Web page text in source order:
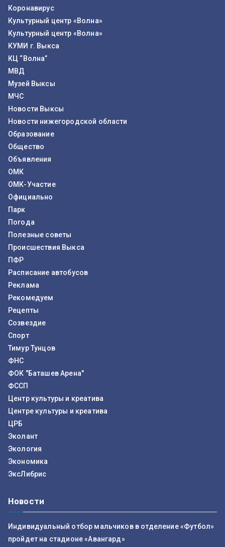
Коронавирус
Культурный центр «Волна»
Культурный центр «Волна»
КУМИ г. Выкса
КЦ “Волна”
МВД
Музей Выксы
МЧС
Новости Выксы
Новости нижегородской области
Образование
Общество
Объявления
ОМК
ОМК-Участие
Официально
Парк
Погода
Полезные советы
Происшествия Выкса
ПФР
Расписание автобусов
Реклама
Рекомедуем
Рецепты
Созвездие
Спорт
Тимур Тунцов
ФНС
ФОК "Баташев Арена"
ФССП
Центр культуры и креатива
Центре культуры и креатива
ЦРБ
Эколант
Экология
Экономика
ЭксЛибрис
Новости
Индивидуальный отбор мальчиков в отделение «Футбол»
пройдет на стадионе «Авангард»